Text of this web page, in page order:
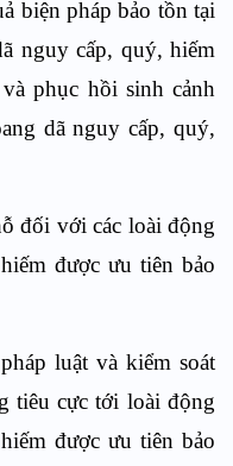
biện pháp bảo tồn tại
nguy cấp, quý, hiếm
phục hồi sinh cảnh
dã nguy cấp, quý,
đối với các loài động
được ưu tiên bảo
luật và kiểm soát
tiêu cực tới loài động
được ưu tiên bảo